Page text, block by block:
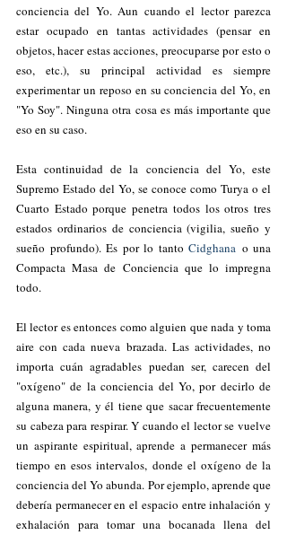
conciencia del Yo. Aun cuando el lector parezca
estar ocupado en tantas actividades (pensar en
objetos, hacer estas acciones, preocuparse por esto o
eso, etc.), su principal actividad es siempre
experimentar un reposo en su conciencia del Yo, en
"Yo Soy". Ninguna otra cosa es más importante que
eso en su caso.
Esta continuidad de la conciencia del Yo, este
Supremo Estado del Yo, se conoce como Turya o el
Cuarto Estado porque penetra todos los otros tres
estados ordinarios de conciencia (vigilia, sueño y
sueño profundo). Es por lo tanto Cidghana o una
Compacta Masa de Conciencia que lo impregna
todo.
El lector es entonces como alguien que nada y toma
aire con cada nueva brazada. Las actividades, no
importa cuán agradables puedan ser, carecen del
"oxígeno" de la conciencia del Yo, por decirlo de
alguna manera, y él tiene que sacar frecuentemente
su cabeza para respirar. Y cuando el lector se vuelve
un aspirante espiritual, aprende a permanecer más
tiempo en esos intervalos, donde el oxígeno de la
conciencia del Yo abunda. Por ejemplo, aprende que
debería permanecer en el espacio entre inhalación y
exhalación para tomar una bocanada llena del